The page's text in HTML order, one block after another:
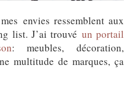
envies ressemblent aux
list. J’ai trouvé un portail
: meubles, décoration,
multitude de marques, ça